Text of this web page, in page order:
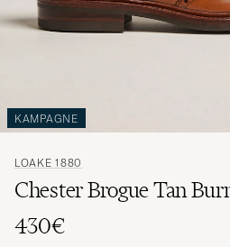
KAMPAGNE
LOAKE 1880
Chester Brogue Tan
430€